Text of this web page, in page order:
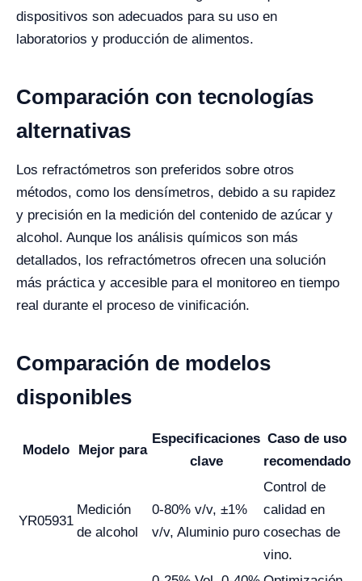
dispositivos son adecuados para su uso en
laboratorios y producción de alimentos.
Comparación con tecnologías
alternativas
Los refractómetros son preferidos sobre otros
métodos, como los densímetros, debido a su rapidez
y precisión en la medición del contenido de azúcar y
alcohol. Aunque los análisis químicos son más
detallados, los refractómetros ofrecen una solución
más práctica y accesible para el monitoreo en tiempo
real durante el proceso de vinificación.
Comparación de modelos
disponibles
Modelo Mejor para
Especificaciones
clave
Caso de uso
recomendado
YR05931
Medición
de alcohol
0-80% v/v, ±1%
v/v, Aluminio puro
Control de
calidad en
cosechas de
vino.